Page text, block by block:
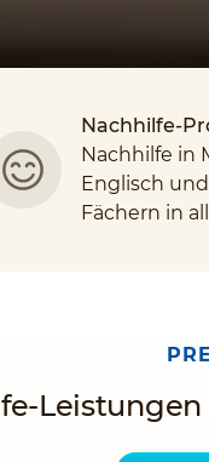
Nachhilfe-
Nachhilfe in
Englisch
Fächern in